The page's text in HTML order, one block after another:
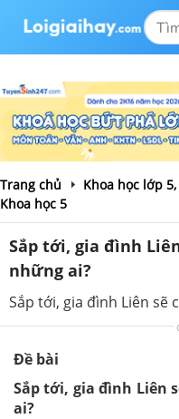
Trang chủ
Khoa học lớp
Khoa học 5
Sắp tới, gia đình
những ai?
Sắp tới, gia đình Liên sẽ
Đề bài
Sắp tới, gia đình Liên
ai?